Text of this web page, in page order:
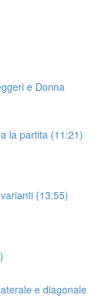
e Donna
la partita (11:21)
(13:55)
e diagonale